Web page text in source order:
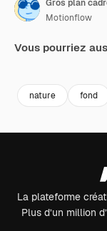
Motionflow
Vous pourriez
nature fond
La plateforme
Plus d’un million